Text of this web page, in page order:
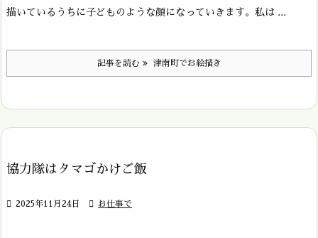
描いているうちに子どものような顔になっていきます。私は ...
記事を読む 津南町でお絵描き
協力隊はタマゴかけご飯
 2025年11月24日  お仕事で